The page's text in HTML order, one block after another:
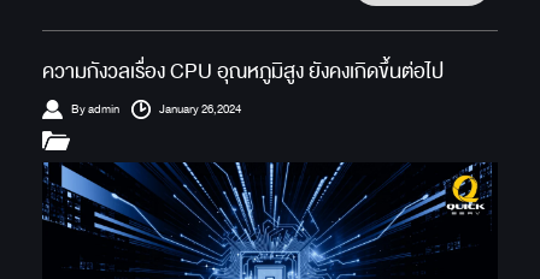
ความกังวลเรื่อง CPU อุณหภูมิสูง ยังคงเกิดขึ้นต่อไป
By admin January 26,2024